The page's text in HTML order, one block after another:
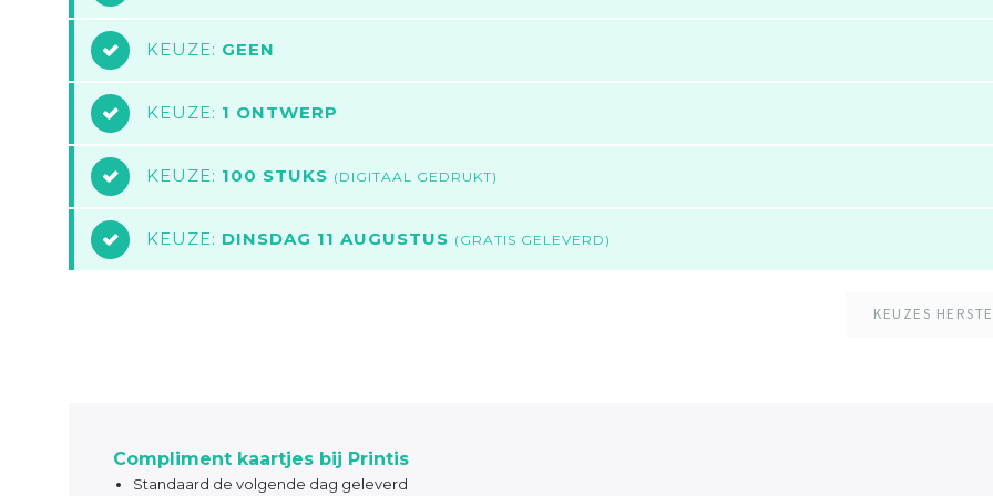
7 KEUZE: GEEN
8 KEUZE: 1 ONTWERP
9 KEUZE: 100 STUKS (DIGITAAL GEDRUKT)
10 KEUZE: DINSDAG 11 AUGUSTUS (GRATIS GELEVERD)
KEUZES
Compliment kaartjes bij Printis
Standaard de volgende dag geleverd